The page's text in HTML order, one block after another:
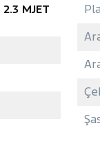
MJET